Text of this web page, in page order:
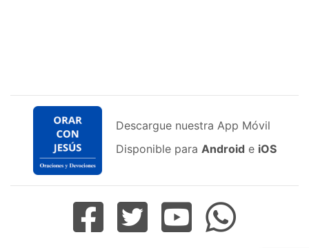
Descargue nuestra App Móvil
Disponible para Android e iOS